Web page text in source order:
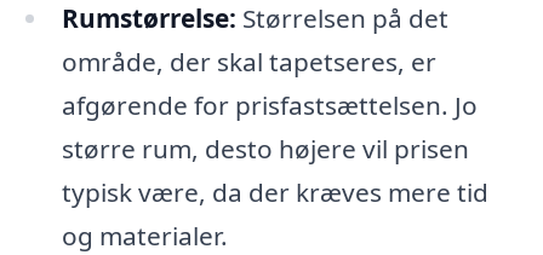
Rumstørrelse: Størrelsen på det
område, der skal tapetseres, er
afgørende for prisfastsættelsen. Jo
større rum, desto højere vil prisen
typisk være, da der kræves mere tid
og materialer.